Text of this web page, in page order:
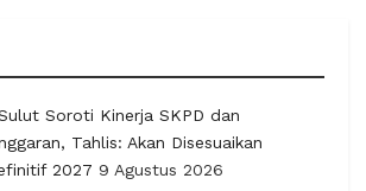
Soroti Kinerja SKPD dan
Tahlis: Akan Disesuaikan
2027 9 Agustus 2026